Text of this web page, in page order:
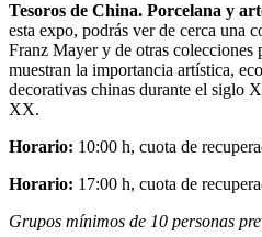
Tesoros de China. Porcelana y
esta expo, podrás ver de cerca una
Franz Mayer y de otras colecciones
muestran la importancia artística,
decorativas chinas durante el siglo
XX.
Horario: 10:00 h, cuota de
Horario: 17:00 h, cuota de
Grupos mínimos de 10 personas